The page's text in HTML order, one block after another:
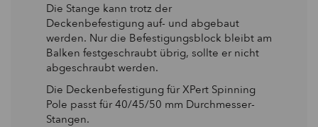
Die Stange kann trotz der
Deckenbefestigung auf- und abgebaut
werden. Nur die Befestigungsblock bleibt am
Balken festgeschraubt übrig, sollte er nicht
abgeschraubt werden.
Die Deckenbefestigung für XPert Spinning
Pole passt für 40/45/50 mm Durchmesser-
Stangen.